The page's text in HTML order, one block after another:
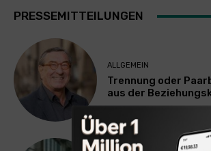
PRESSEMITTEILUNGEN
ALLGEMEIN
Trennung oder
aus der